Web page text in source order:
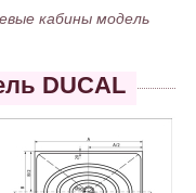
кабины модель
DUCAL